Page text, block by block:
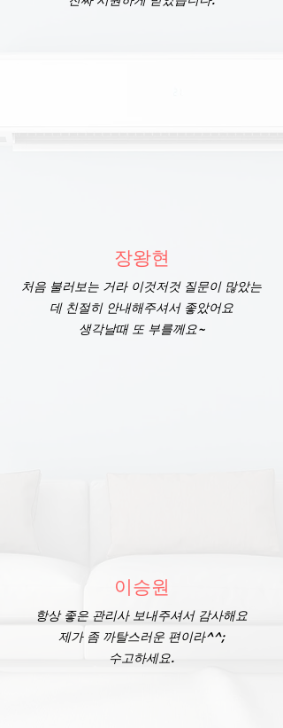
장왕현
처음 불러보는 거라 이것저것 질문이 많았는
데 친절히 안내해주셔서 좋았어요
생각날때 또 부를께요~
이승원
항상 좋은 관리사 보내주셔서 감사해요
제가 좀 까탈스러운 편이라^^;
​수고하세요.